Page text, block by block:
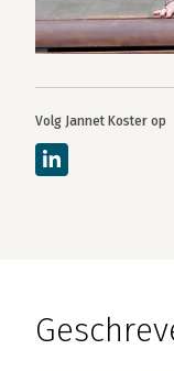
Volg Jannet Koster op